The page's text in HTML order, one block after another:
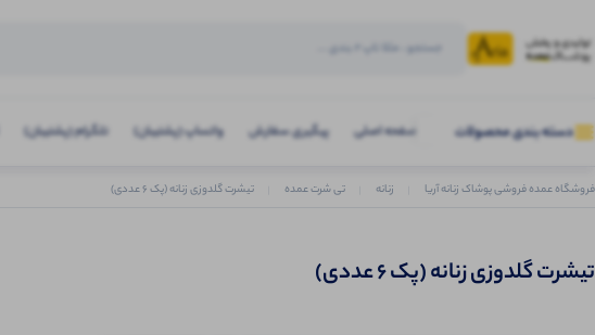
دسته بندی محصولات صفحه اصلی پیگیری سفارش واتساپ (پشتیبان) تلگرام (پشتیبان)
فروشگاه عمده فروشی پوشاک زنانه آریا زنانه تی شرت عمده تیشرت گلدوزی زنانه (پک 6 عددی)
تیشرت گلدوزی زنانه (پک 6 عددی)